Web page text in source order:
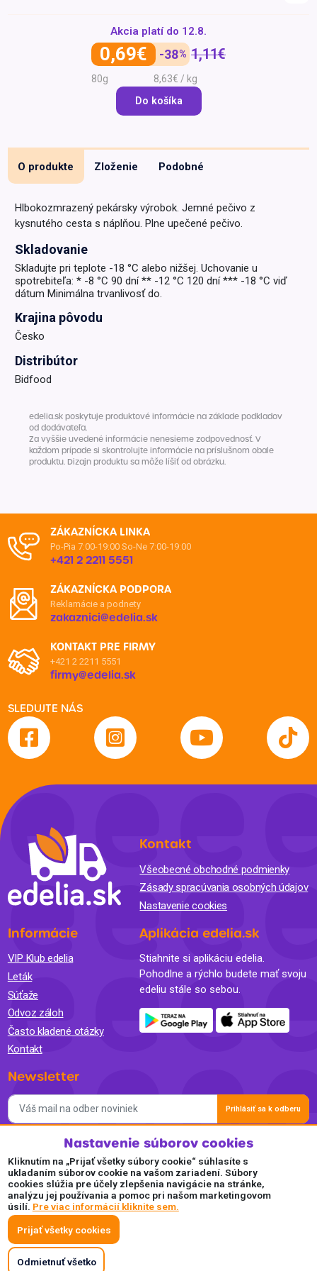
Darčekové
poukazy
Recepty
výživa
Drogéria a kozmetika
Domácnosť a kancelária
Lekáreň
Akcia platí do 12.8.
0,69€ -38% 1,11€
80g 8,63€ / kg
Do košíka
O produkte Zloženie Podobné
Hlbokozmrazený pekársky výrobok. Jemné pečivo z
kysnutého cesta s náplňou. Plne upečené pečivo.
Skladovanie
Skladujte pri teplote -18 °C alebo nižšej. Uchovanie u
spotrebiteľa: * -8 °C 90 dní ** -12 °C 120 dní *** -18 °C viď
dátum Minimálna trvanlivosť do.
Krajina pôvodu
Česko
Distribútor
Bidfood
edelia.sk poskytuje produktové informácie na základe podkladov
od dodávateľa.
Za vyššie uvedené informácie nenesieme zodpovednosť. V
každom prípade si skontrolujte informácie na príslušnom obale
produktu. Dizajn produktu sa môže líšiť od obrázku.
ZÁKAZNÍCKA LINKA
Po-Pia 7:00-19:00 So-Ne 7:00-19:00
+421 2 2211 5551
ZÁKAZNÍCKA PODPORA
Reklamácie a podnety
zakaznici@edelia.sk
KONTAKT PRE FIRMY
+421 2 2211 5551
firmy@edelia.sk
SLEDUJTE NÁS
Kontakt
Všeobecné obchodné podmienky
Zásady spracúvania osobných údajov
Nastavenie cookies
Informácie
VIP Klub edelia
Leták
Súťaže
Odvoz záloh
Často kladené otázky
Kontakt
Aplikácia edelia.sk
Stiahnite si aplikáciu edelia.
Pohodlne a rýchlo budete mať svoju
edeliu stále so sebou.
Newsletter
Prihlásiť sa k odberu
Súhlasím so spracovaním osobných údajov a so zasielaním
newslettra na marketingové účely a oboznámil som sa so
Zásadami ochrany osobných údajov.
Akceptujeme
Plaťte pohodlne a bezpečne online.
Nastavenie súborov cookies
Kliknutím na „Prijať všetky súbory cookie“ súhlasíte s
ukladaním súborov cookie na vašom zariadení. Súbory
cookies slúžia pre účely zlepšenia navigácie na stránke,
analýzu jej používania a pomoc pri našom marketingovom
úsilí. Pre viac informácií kliknite sem.
Prijať všetky cookies
Odmietnuť všetko